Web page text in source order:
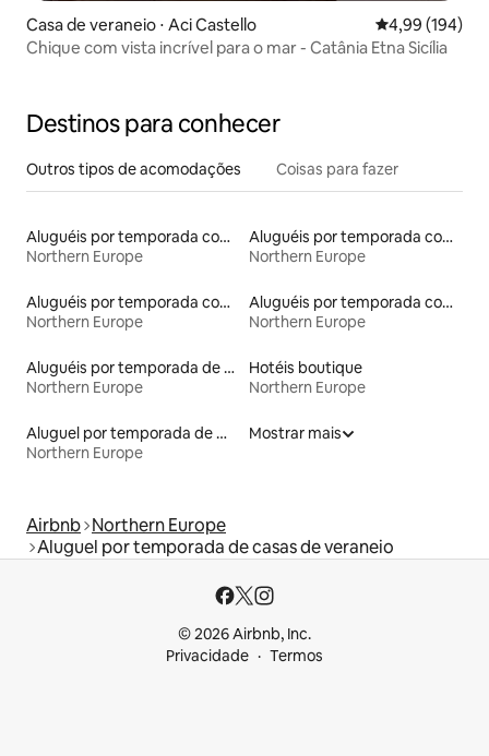
Casa de veraneio ⋅ Aci Castello 4,99 de uma
4,99 (194)
Chique com vista incrível para o mar - Catânia Etna Sicília
Destinos para conhecer
Outros tipos de acomodações Coisas para fazer
Aluguéis por temporada com caiaque
Northern Europe
Aluguéis por temporada com sauna
Northern Europe
Aluguéis por temporada com acesso ao lago
Northern Europe
Aluguéis por temporada com banheiro para PCD
Northern Europe
Aluguéis por temporada de celeiros
Northern Europe
Hotéis boutique
Northern Europe
Aluguel por temporada de microcasas
Northern Europe
Mostrar mais
Airbnb Northern Europe
Aluguel por temporada de casas de veraneio
© 2026 Airbnb, Inc.
Privacidade
Termos